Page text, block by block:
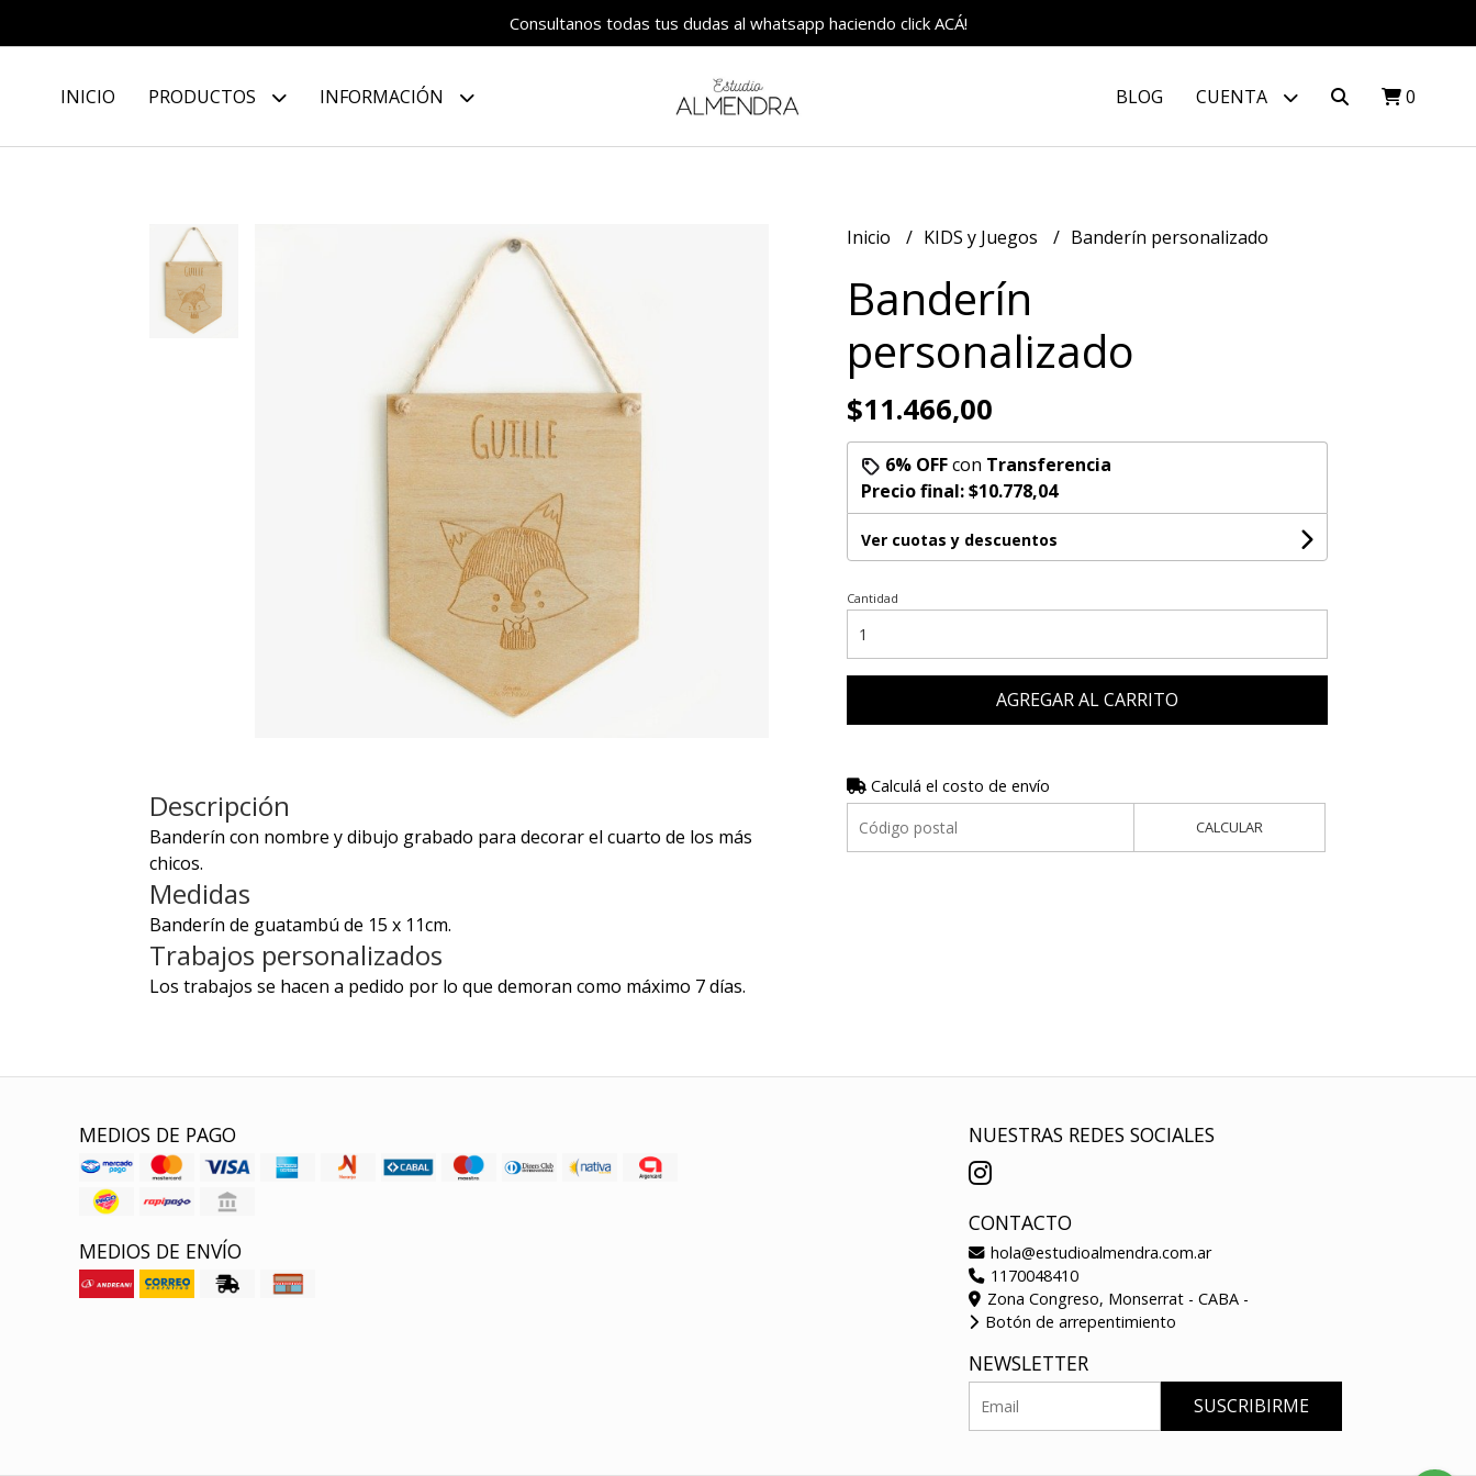
Consultanos todas tus dudas al whatsapp haciendo click ACÁ!
INICIO PRODUCTOS INFORMACIÓN BLOG CUENTA 0
Descripción
Banderín con nombre y dibujo grabado para decorar el cuarto de los más
chicos.
Medidas
Banderín de guatambú de 15 x 11cm.
Trabajos personalizados
Los trabajos se hacen a pedido por lo que demoran como máximo 7 días.
Inicio KIDS y Juegos Banderín personalizado
Banderín
personalizado
$11.466,00
6% OFFcon Transferencia
Precio final:$10.778,04
Ver cuotas y descuentos
Cantidad
AGREGAR AL CARRITO
Calculá el costo de envío
CALCULAR
MEDIOS DE PAGO
MEDIOS DE ENVÍO
NUESTRAS REDES SOCIALES
CONTACTO
hola@estudioalmendra.com.ar
1170048410
Zona Congreso, Monserrat - CABA -
Botón de arrepentimiento
NEWSLETTER
SUSCRIBIRME